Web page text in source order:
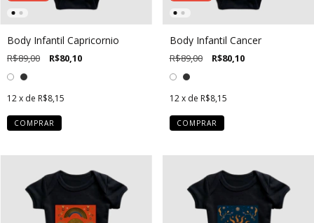
Body Infantil Capricornio
R$89,00 R$80,10
12x de R$8,15
COMPRAR
Body Infantil Cancer
R$89,00 R$80,10
12 x de R$8,15
COMPRAR